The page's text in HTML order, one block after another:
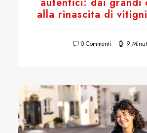
alla rinascita di
0 Commenti 9